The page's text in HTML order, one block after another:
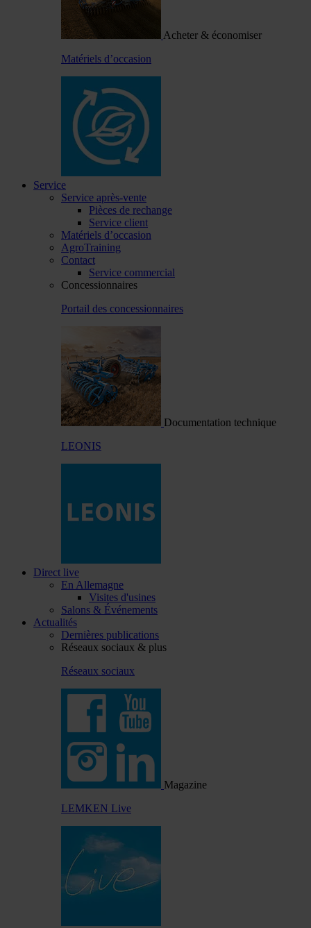
Acheter & économiser
Matériels d’occasion
Service
Service après-vente
Pièces de rechange
Service client
Matériels d’occasion
AgroTraining
Contact
Service commercial
Concessionnaires
Portail des concessionnaires
Documentation technique
LEONIS
Direct live
En Allemagne
Visites d'usines
Salons & Événements
Actualités
Dernières publications
Réseaux sociaux & plus
Réseaux sociaux
Magazine
LEMKEN Live